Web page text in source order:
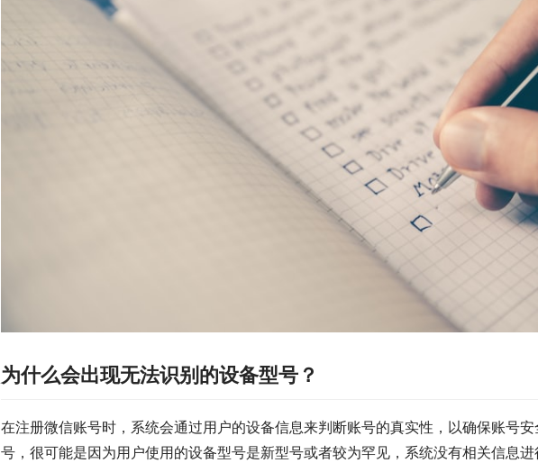
为什么会出现无法识别的设备型号？
在注册微信账号时，系统会通过用户的设备信息来判断账号的真实性，以确保账号
号，很可能是因为用户使用的设备型号是新型号或者较为罕见，系统没有相关信息